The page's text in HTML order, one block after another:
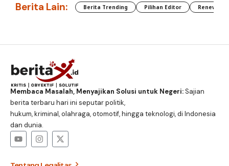
Berita Lain: Berita Trending Pilihan Editor
Membaca Masalah, Menyajikan Solusi untuk Negeri:Sajian
berita terbaru hari ini seputar politik,
hukum, kriminal, olahraga, otomotif, hingga teknologi, di Indonesia
dan dunia.